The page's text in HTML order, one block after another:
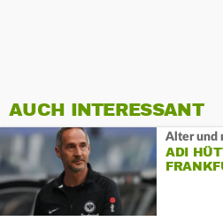
AUCH INTERESSANT
Alter und
ADI